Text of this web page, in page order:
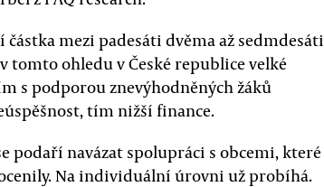
částka mezi padesáti dvěma až sedmdesáti
ohledu v České republice velké
s podporou znevýhodněných žáků
tím nižší finance.
podaří navázat spolupráci s obcemi, které
Na individuální úrovni už probíhá.